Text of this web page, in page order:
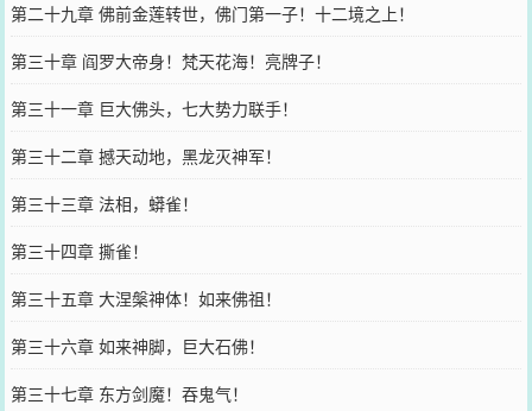
第二十九章 佛前金莲转世，佛门第一子！十二境之上！
第三十章 阎罗大帝身！梵天花海！亮牌子！
第三十一章 巨大佛头，七大势力联手！
第三十二章 撼天动地，黑龙灭神军！
第三十三章 法相，蟒雀！
第三十四章 撕雀！
第三十五章 大涅槃神体！如来佛祖！
第三十六章 如来神脚，巨大石佛！
第三十七章 东方剑魔！吞鬼气！